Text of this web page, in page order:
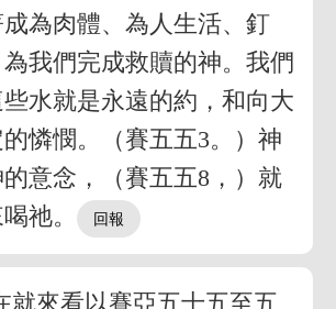
為肉體、為人生活、釘
我們完成救贖的神。我們
水就是永遠的約，和向大
憐憫。（賽五五3。）神
意念，（賽五五8，）就
祂。
就來看以賽亞五十五至五